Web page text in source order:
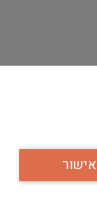
אישור